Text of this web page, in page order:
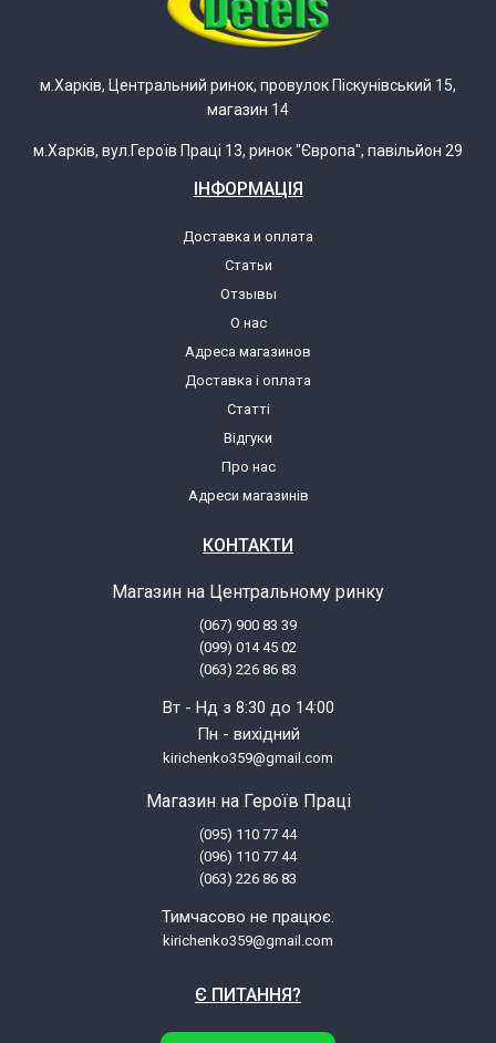
м.Харків, Центральний ринок, провулок Піскунівський 15,
магазин 14
м.Харків, вул.Героїв Праці 13, ринок "Європа", павільйон 29
ІНФОРМАЦІЯ
Доставка и оплата
Статьи
Отзывы
О нас
Адреса магазинов
Доставка і оплата
Статті
Відгуки
Про нас
Адреси магазинів
КОНТАКТИ
Магазин на Центральному ринку
(067) 900 83 39
(099) 014 45 02
(063) 226 86 83
Вт - Нд з 8:30 до 14:00
Пн - вихідний
kirichenko359@gmail.com
Магазин на Героїв Праці
(095) 110 77 44
(096) 110 77 44
(063) 226 86 83
Тимчасово не працює.
kirichenko359@gmail.com
Є ПИТАННЯ?